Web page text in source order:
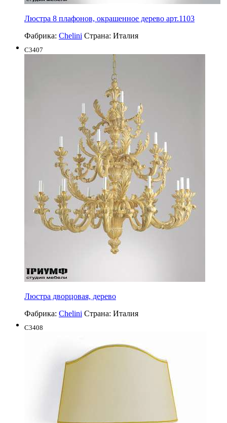
Люстра 8 плафонов, окрашенное дерево арт.1103
Фабрика: Chelini Страна: Италия
C3407
Люстра дворцовая, дерево
Фабрика: Chelini Страна: Италия
C3408